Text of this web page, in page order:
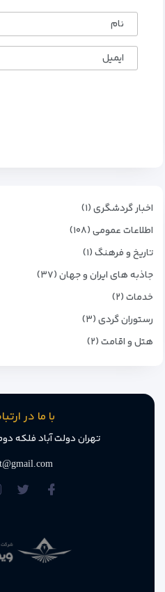
نام
ایمیل
اخبار گردشگری (۱)
اطلاعات عمومی (۱۰۸)
تاریخ و فرهنگ (۱)
جاذبه های ایران و جهان (۳۷)
خدمات (۲)
رستوران گردی (۳)
هتل و اقامت (۲)
با ما در
تهران دولت آباد فلکه